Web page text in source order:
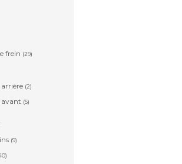
frein (29)
(2)
avant (5)
(9)